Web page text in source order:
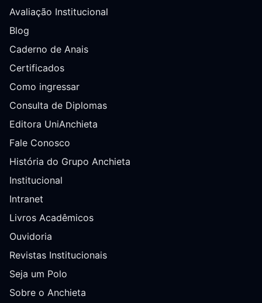
Avaliação Institucional
Blog
Caderno de Anais
Certificados
Como ingressar
Consulta de Diplomas
Editora UniAnchieta
Fale Conosco
História do Grupo Anchieta
Institucional
Intranet
Livros Acadêmicos
Ouvidoria
Revistas Institucionais
Seja um Polo
Sobre o Anchieta